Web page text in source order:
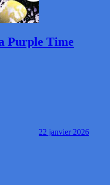
Purple Time
22 janvier 2026